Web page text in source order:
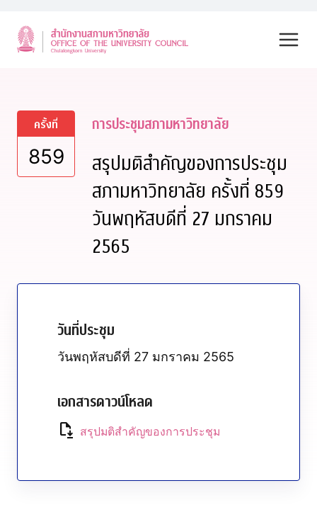
content
ครั้งที่
859
การประชุมสภามหาวิทยาลัย
สรุปมติสำคัญของการประชุม
สภามหาวิทยาลัย ครั้งที่ 859
วันพฤหัสบดีที่ 27 มกราคม
2565
วันที่ประชุม
วันพฤหัสบดีที่ 27 มกราคม 2565
เอกสารดาวน์โหลด
file_save สรุปมติสำคัญของการประชุม